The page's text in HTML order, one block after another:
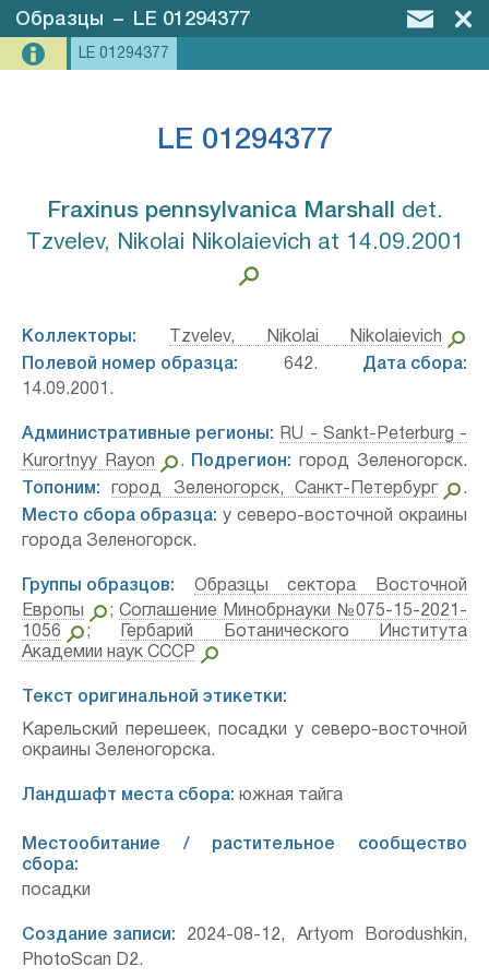
Образцы – LE 01294377
LE 01294377
LE 01294377
Fraxinus pennsylvanica Marshall⁣
det.
Tzvelev, Nikolai Nikolaievich at 14.09.2001
Коллекторы:
Tzvelev, Nikolai Nikolaievich
Полевой номер образца: 642. Дата сбора:
14.09.2001.
Административные регионы:
RU - Sankt-Peterburg -
Kurortnyy Rayon
. Подрегион: город Зеленогорск.
Топоним:
город Зеленогорск, Санкт-Петербург
.
Место сбора образца: у северо-восточной окраины
города Зеленогорск.
Группы образцов:
Образцы сектора Восточной
Европы
;Соглашение Минобрнауки №075-15-2021-
1056
;
Гербарий Ботанического Института
Академии наук СССР
Текст оригинальной этикетки:
Карельский перешеек, посадки у северо-восточной
окраины Зеленогорска.
Ландшафт места сбора: южная тайга
Местообитание / растительное сообщество
сбора:
посадки
Создание записи: 2024-08-12, Artyom Borodushkin,
PhotoScan D2.